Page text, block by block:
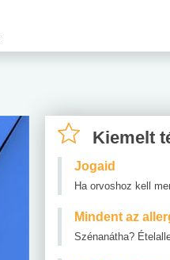
Kiemelt
Jogaid
Ha orvoshoz kell
Mindent az
Szénanátha?